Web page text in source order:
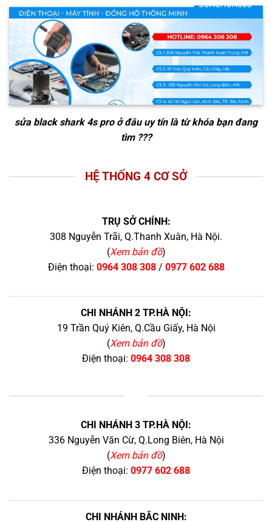
sửa black shark 4s pro ở đâu uy tínlà từ khóa bạn đang
tìm ???
HỆ THỐNG 4 CƠ SỞ
TRỤ SỞ CHÍNH:
308 Nguyễn Trãi, Q.Thanh Xuân, Hà Nội.
(Xem bản đồ)
Điện thoại: 0964 308 308/ 0977 602 688
CHI NHÁNH 2 TP.HÀ NỘI:
19 Trần Quý Kiên, Q.Cầu Giấy, Hà Nội
(Xem bản đồ)
Điện thoại: 0964 308 308
CHI NHÁNH 3 TP.HÀ NỘI:
336 Nguyễn Văn Cừ, Q.Long Biên, Hà Nội
(Xem bản đồ)
Điện thoại: 0977 602 688
CHI NHÁNH BẮC NINH: